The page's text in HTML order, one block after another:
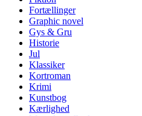
Fortællinger
Graphic novel
Gys & Gru
Historie
Jul
Klassiker
Kortroman
Krimi
Kunstbog
Kærlighed